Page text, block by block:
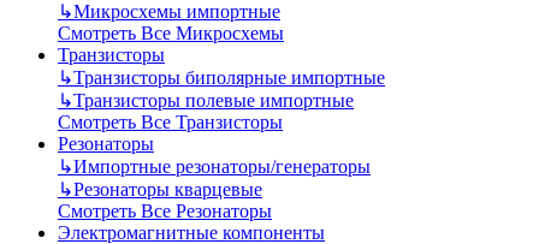
↳Микросхемы импортные
Смотреть Все Микросхемы
Транзисторы
↳Транзисторы биполярные импортные
↳Транзисторы полевые импортные
Смотреть Все Транзисторы
Резонаторы
↳Импортные резонаторы/генераторы
↳Резонаторы кварцевые
Смотреть Все Резонаторы
Электромагнитные компоненты